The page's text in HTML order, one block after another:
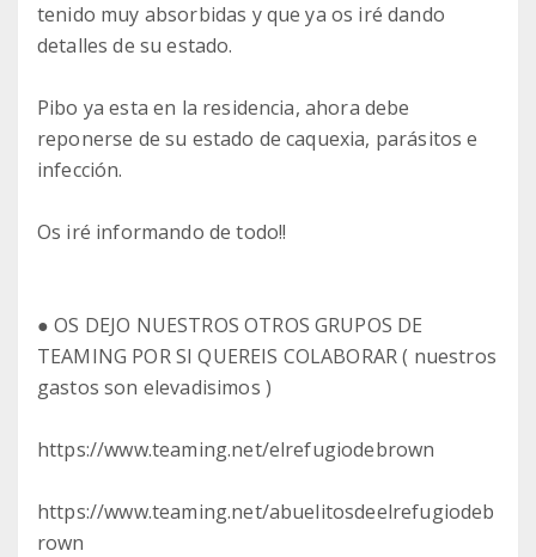
tenido muy absorbidas y que ya os iré dando
detalles de su estado.
Pibo ya esta en la residencia, ahora debe
reponerse de su estado de caquexia, parásitos e
infección.
Os iré informando de todo!!
● OS DEJO NUESTROS OTROS GRUPOS DE
TEAMING POR SI QUEREIS COLABORAR ( nuestros
gastos son elevadisimos )
https://www.teaming.net/elrefugiodebrown
https://www.teaming.net/abuelitosdeelrefugiodeb
rown